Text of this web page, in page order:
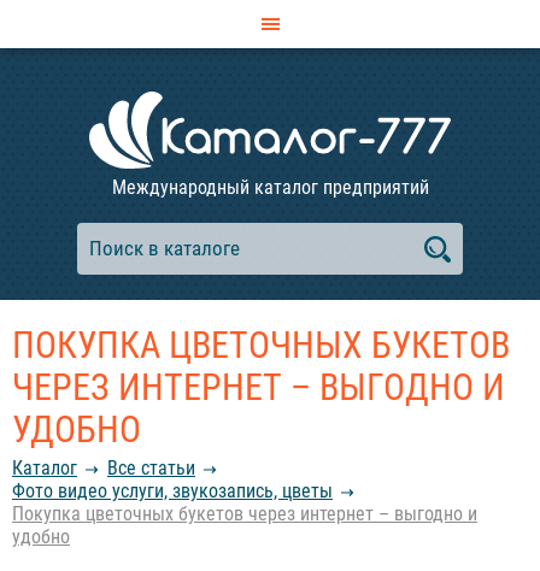
Международный каталог предприятий
ПОКУПКА ЦВЕТОЧНЫХ БУКЕТОВ
ЧЕРЕЗ ИНТЕРНЕТ – ВЫГОДНО И
УДОБНО
Каталог
Все статьи
Фото видео услуги, звукозапись, цветы
Покупка цветочных букетов через интернет – выгодно и
удобно